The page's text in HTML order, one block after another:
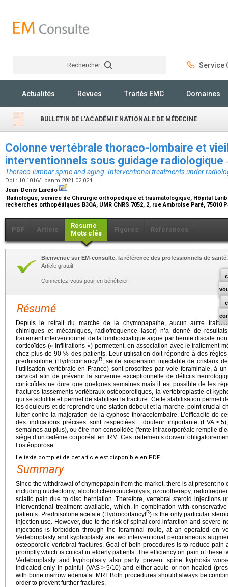
Rechercher Service
Actualités Revues Traités EMC Domaines
BULLETIN DE L'ACADÉMIE NATIONALE DE MÉDECINE
Colonne vertébrale thoraco-lombaire et
interventionnels sous guidage radiologique
Thoraco-lumbar spine and aging. Interventional treatments under
Doi : 10.1016/j.banm.2021.02.024
Jean-Denis Laredo
Radiologue, service de Chirurgie orthopédique et traumatologique, Hôpital
recherches orthopédiques B3OA, UMR CNRS 7052, 2, rue Ambroise Paré, 75010
PDF Article
Résumé
Mots clés
Figures Références
Bienvenue sur EM-consulte, la référence des professionnels de santé.
Article gratuit.
Connectez-vous pour en bénéficier!
Résumé
Depuis le retrait du marché de la chymopapaïne, aucun autre
chimiques et mécaniques, radiofréquence laser) n’a donné de
traitement interventionnel de la lombosciatique aiguë par hernie discale
corticoïdes (« infiltrations ») permettent, en association avec le traitement
chez plus de 90 % des patients. Leur utilisation doit répondre à des
prednisolone (HydrocortancylR, seule suspension injectable de cristaux
l’utilisation vertébrale en France) sont proscrites par voie foraminale, à
cervical afin de prévenir la survenue exceptionnelle de déficits
corticoïdes ne dure que quelques semaines mais il est possible de les
fractures-tassements vertébraux ostéoporotiques, la vertébroplastie et
qui se solidifie et permet de stabiliser la fracture. Cette stabilisation permet
les douleurs et de reprendre une station debout et la marche, point crucial
lutter contre la majoration de la cyphose thoracolombaire. L’efficacité de
des indications précises sont respectées : douleur importante (EVA >
semaines au plus), ou être non consolidée (fente intracorporéale remplie
siège d’un œdème corporéal en IRM. Ces traitements doivent
l’ostéoporose.
Le texte complet de cet article est disponible en PDF.
Summary
Since the withdrawal of chymopapain from the market, there is at present
including nucleotomy, alcohol chemonucleolysis, ozonotherapy,
sciatic pain due to disc herniation. Therefore, vertebral steroid injections
interventional treatment available, which, in combination with
patients. Prednisolone acetate (HydrocortancylR) is the only particular
injection use. However, due to the risk of spinal cord infarction and severe
injections is forbidden through the foraminal route, at an operated on
Vertebroplasty and kyphoplasty are two interventional percutaneous
osteoporotic vertebral fractures. Goal of both procedures is to reduce
promptly which is critical in elderly patients. The efficiency on pain of these
Vertebroplasty and kyphoplasty also partly prevent spine kyphosis
indicated only in painful (VAS > 5/10) and either acute or non-healed
with bone marrow edema at MRI. Both procedures should always be
order to prevent further fractures.